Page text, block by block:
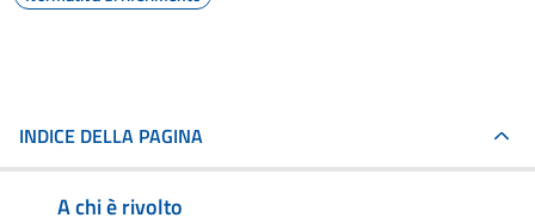
INDICE DELLA PAGINA
A chi è rivolto